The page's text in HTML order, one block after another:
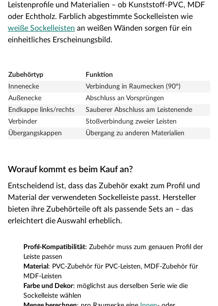
Leistenprofile und Materialien – ob Kunststoff-PVC, MDF
oder Echtholz. Farblich abgestimmte Sockelleisten wie
weiße Sockelleisten an weißen Wänden sorgen für ein
einheitliches Erscheinungsbild.
Zubehörtyp
Funktion
Innenecke
Verbindung in Raumecken (90°)
Außenecke
Abschluss an Vorsprüngen
Endkappe links/rechts
Sauberer Abschluss am Leistenende
Verbinder
Stoßverbindung zweier Leisten
Übergangskappen
Übergang zu anderen Materialien
Worauf kommt es beim Kauf an?
Entscheidend ist, dass das Zubehör exakt zum Profil und
Material der verwendeten Sockelleiste passt. Hersteller
bieten ihre Zubehörteile oft als passende Sets an – das
erleichtert die Auswahl erheblich.
Profil-Kompatibilität: Zubehör muss zum genauen Profil der
Leiste passen
Material : PVC-Zubehör für PVC-Leisten, MDF-Zubehör für
MDF-Leisten
Farbe und Dekor: möglichst aus derselben Serie wie die
Sockelleiste wählen